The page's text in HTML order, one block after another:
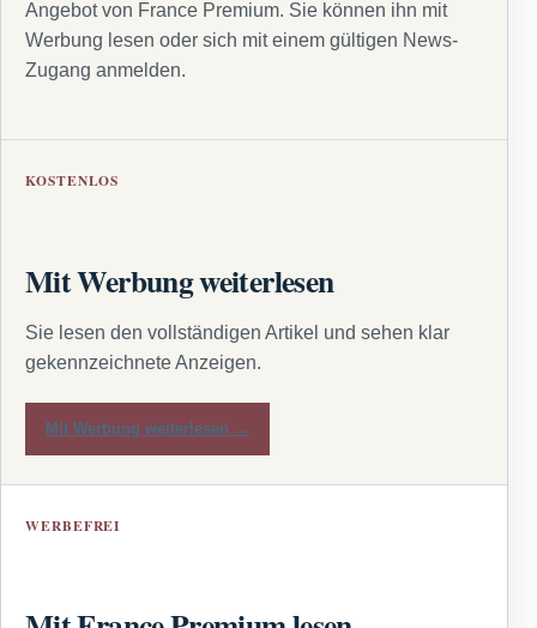
Angebot von France Premium. Sie können ihn mit
Werbung lesen oder sich mit einem gültigen News-
Zugang anmelden.
KOSTENLOS
Mit Werbung weiterlesen
Sie lesen den vollständigen Artikel und sehen klar
gekennzeichnete Anzeigen.
Mit Werbung weiterlesen →
WERBEFREI